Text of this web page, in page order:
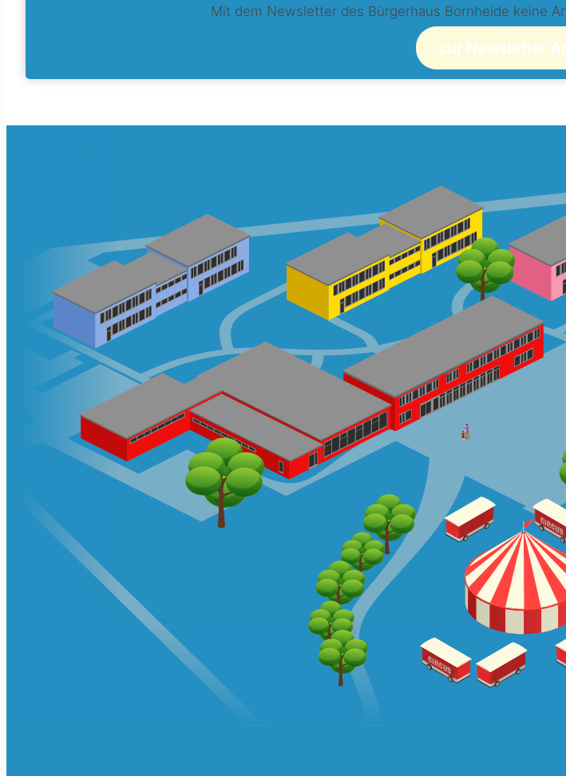
Mit dem Newsletter des Bürgerhaus Bornheide keine
zur Newsletter